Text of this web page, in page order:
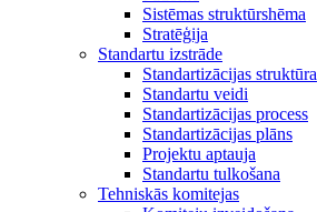
Sistēmas struktūrshēma
Stratēģija
Standartu izstrāde
Standartizācijas struktūra
Standartu veidi
Standartizācijas process
Standartizācijas plāns
Projektu aptauja
Standartu tulkošana
Tehniskās komitejas